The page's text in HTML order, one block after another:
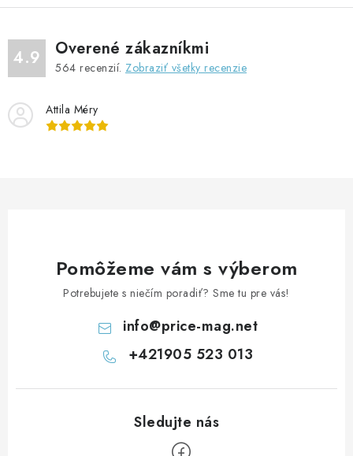
á
d
a
c
e
4.9 Overené zákazníkmi
564 recenzií. Zobraziť všetky recenzie
Attila Méry
Pomôžeme vám s výberom
Potrebujete s niečím poradiť? Sme tu pre vás!
info@price-mag.net
+421905 523 013